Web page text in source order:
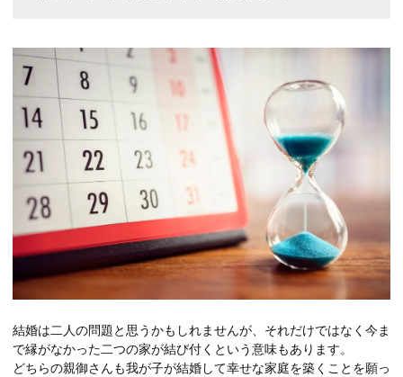
結婚は二人の問題と思うかもしれませんが、それだけではなく今ま
で縁がなかった二つの家が結び付くという意味もあります。
どちらの親御さんも我が子が結婚して幸せな家庭を築くことを願っ